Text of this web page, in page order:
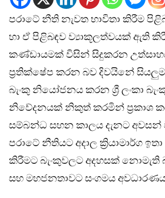
පරාටේ නීති නැවත භාවිතා කිරීම
හා ඒ පිළිබඳව ව්‍යාකූලත්වයක් ඇති
කණ්ඩායමක් විසින් සිදුකරන
ප්‍රතික්ෂේප කරන බව දිවයිනේ සියලුම
බැංකු නියෝජනය කරන ශ්‍රී ලංකා
නිවේදනයක් නිකුත් කරමින් ප්‍රකාශ
සම්බන්ධ සහන කාලය දැනට
පරාටේ නීතියට අදාල ක්‍රියාමාර්ග
කිරීමට බැංකුවලට අදහසක් නොමැති
සහ මහජනතාවට සංගමය